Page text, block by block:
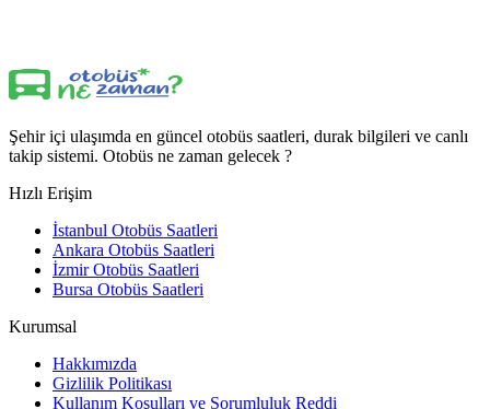
Şehir içi ulaşımda en güncel otobüs saatleri, durak bilgileri ve canlı
takip sistemi. Otobüs ne zaman gelecek ?
Hızlı Erişim
İstanbul Otobüs Saatleri
Ankara Otobüs Saatleri
İzmir Otobüs Saatleri
Bursa Otobüs Saatleri
Kurumsal
Hakkımızda
Gizlilik Politikası
Kullanım Koşulları ve Sorumluluk Reddi